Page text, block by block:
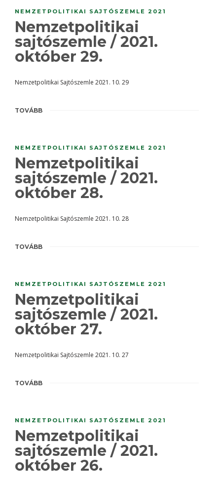
NEMZETPOLITIKAI SAJTÓSZEMLE 2021
Nemzetpolitikai
sajtószemle / 2021.
október 29.
Nemzetpolitikai Sajtószemle 2021. 10. 29
TOVÁBB
NEMZETPOLITIKAI SAJTÓSZEMLE 2021
Nemzetpolitikai
sajtószemle / 2021.
október 28.
Nemzetpolitikai Sajtószemle 2021. 10. 28
TOVÁBB
NEMZETPOLITIKAI SAJTÓSZEMLE 2021
Nemzetpolitikai
sajtószemle / 2021.
október 27.
Nemzetpolitikai Sajtószemle 2021. 10. 27
TOVÁBB
NEMZETPOLITIKAI SAJTÓSZEMLE 2021
Nemzetpolitikai
sajtószemle / 2021.
október 26.